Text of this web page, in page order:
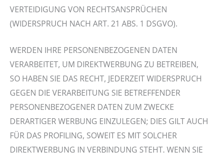
VERTEIDIGUNG VON RECHTSANSPRÜCHEN
(WIDERSPRUCH NACH ART. 21 ABS. 1 DSGVO).
WERDEN IHRE PERSONENBEZOGENEN DATEN
VERARBEITET, UM DIREKTWERBUNG ZU BETREIBEN,
SO HABEN SIE DAS RECHT, JEDERZEIT WIDERSPRUCH
GEGEN DIE VERARBEITUNG SIE BETREFFENDER
PERSONENBEZOGENER DATEN ZUM ZWECKE
DERARTIGER WERBUNG EINZULEGEN; DIES GILT AUCH
FÜR DAS PROFILING, SOWEIT ES MIT SOLCHER
DIREKTWERBUNG IN VERBINDUNG STEHT. WENN SIE